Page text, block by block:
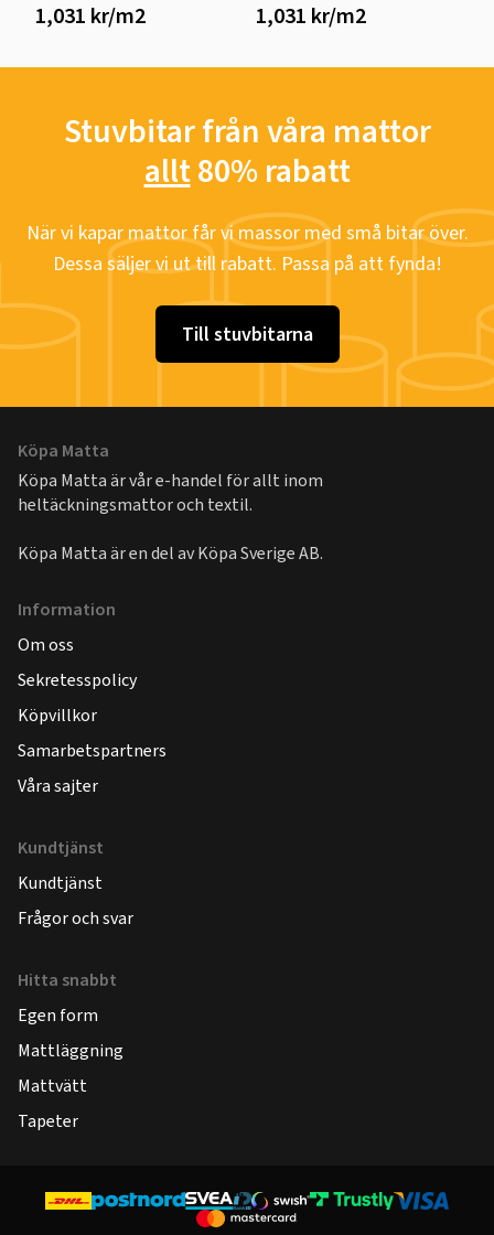
1,031 kr/m2 1,031 kr/m2
Stuvbitar från våra mattor
allt80% rabatt
När vi kapar mattor får vi massor med små bitar över.
Dessa säljer vi ut till rabatt. Passa på att fynda!
Till stuvbitarna
Köpa Matta
Köpa Matta är vår e-handel för allt inom
heltäckningsmattor och textil.
Köpa Matta är en del avKöpa Sverige AB.
Information
Om oss
Sekretesspolicy
Köpvillkor
Samarbetspartners
Våra sajter
Kundtjänst
Kundtjänst
Frågor och svar
Hitta snabbt
Egen form
Mattläggning
Mattvätt
Tapeter